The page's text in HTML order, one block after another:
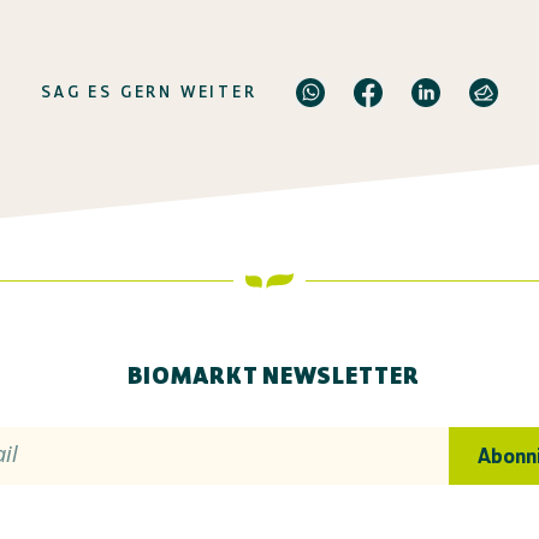
SAG ES GERN WEITER
BIOMARKT NEWSLETTER